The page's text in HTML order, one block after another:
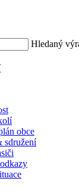
Hledaný
obce
sdružení